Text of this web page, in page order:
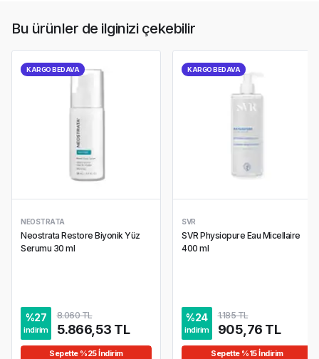
Bu ürünler de ilginizi çekebilir
KARGO BEDAVA
NEOSTRATA
Neostrata Restore Biyonik Yüz
Serumu 30 ml
%27
indirim
8.060 TL
5.866,53 TL
Sepette %25 İndirim
KARGO BEDAVA
SVR
SVR Physiopure Eau Micellaire
400 ml
%24
indirim
1.185 TL
905,76 TL
Sepette %15 İndirim